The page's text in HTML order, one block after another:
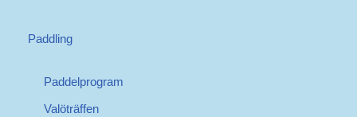
Paddling
Paddelprogram
Valöträffen